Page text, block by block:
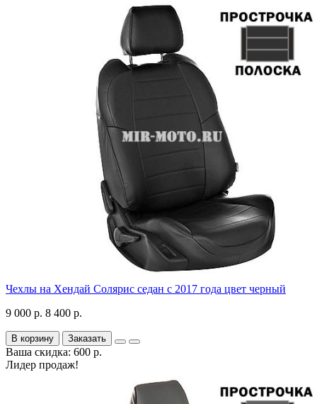
Чехлы на Хендай Солярис седан с 2017 года цвет черный
9 000 р. 8 400 р.
В корзину Заказать
Ваша скидка: 600 р.
Лидер продаж!